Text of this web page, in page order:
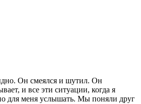
Он смеялся и шутил. Он
и все эти ситуации, когда я
для меня услышать. Мы поняли друг